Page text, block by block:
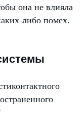
она не влияла
либо помех.